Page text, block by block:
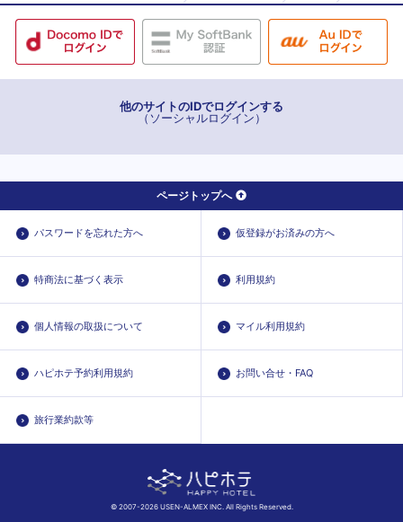
他のサイトのIDでログインする
（ソーシャルログイン）
ページトップへ
パスワードを忘れた方へ 仮登録がお済みの方へ
特商法に基づく表示 利用規約
個人情報の取扱について マイル利用規約
ハピホテ予約利用規約 お問い合せ・FAQ
旅行業約款等
© 2007-2026 USEN-ALMEX INC. All Rights Reserved.